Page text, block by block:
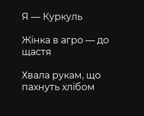
Я — Куркуль
Жінка в агро — до
щастя
Хвала рукам, що
пахнуть хлібом